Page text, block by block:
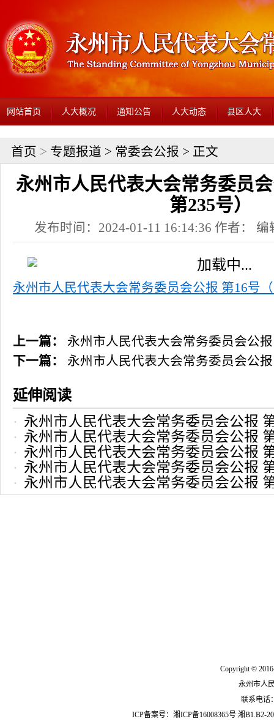
网站首页 人大概况 通知公告 人大动态 县区人大
首页 > 专题报道 > 常委会公报 > 正文
永州市人民代表大会常务委员
第235号）
发布时间：2024-01-11 16:14:36 作者：
永州市人民代表大会常务委员会公报 第16号
上一篇：
永州市人民代表大会常务委员会公
下一篇：
永州市人民代表大会常务委员会公
延伸阅读
永州市人民代表大会常务委员会公报
2023-12-22 16:13:14
永州市人民代表大会常务委员会公报
2023-11-23 16:12:01
永州市人民代表大会常务委员会公报
2023-10-26 16:09:34
永州市人民代表大会常务委员会公报
2023-08-24 16:04:41
永州市人民代表大会常务委员会公报
Copyright ©
永州市人
联系电话
ICP备案号： 湘ICP备16008365号 湘B1.B2-